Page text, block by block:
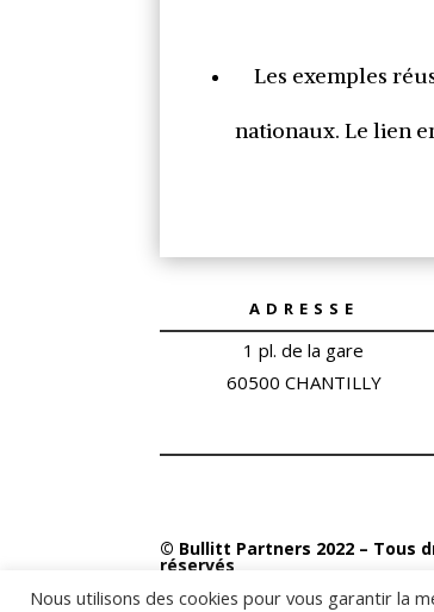
Les exemples
nationaux. Le lien
ADRESSE
1 pl. de la gare
60500 CHANTILLY
© Bullitt Partners 2022 – Tous
réservés
Nous utilisons des cookies pour vous garantir la